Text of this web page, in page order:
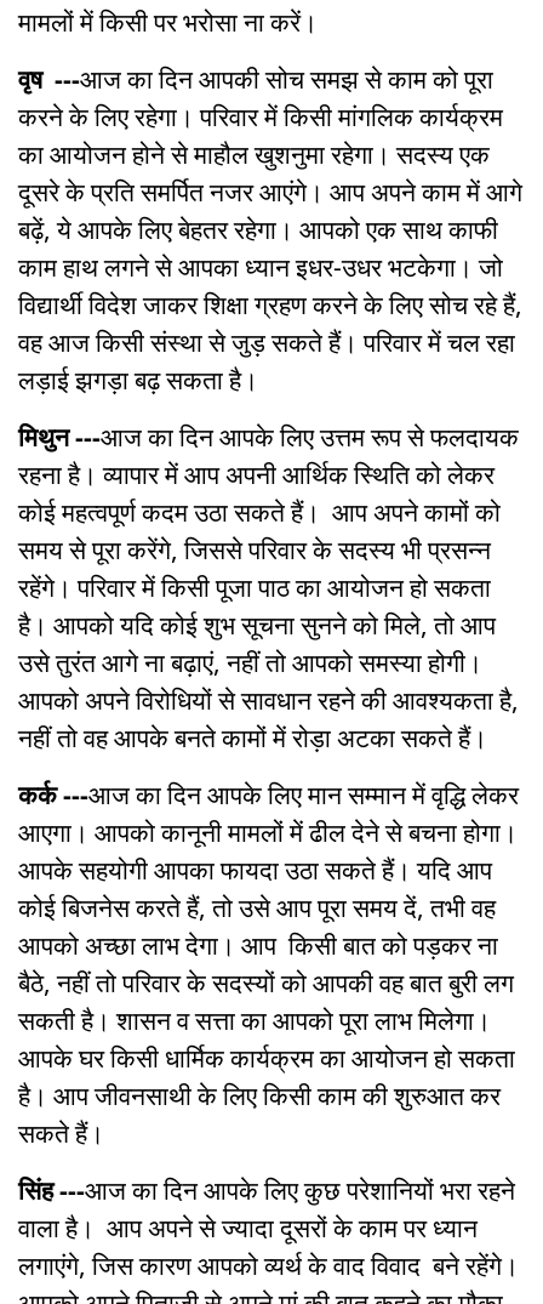
मामलों में किसी पर भरोसा ना करें।
वृष ---आज का दिन आपकी सोच समझ से काम को पूरा
करने के लिए रहेगा। परिवार में किसी मांगलिक कार्यक्रम
का आयोजन होने से माहौल खुशनुमा रहेगा। सदस्य एक
दूसरे के प्रति समर्पित नजर आएंगे। आप अपने काम में आगे
बढ़ें, ये आपके लिए बेहतर रहेगा। आपको एक साथ काफी
काम हाथ लगने से आपका ध्यान इधर-उधर भटकेगा। जो
विद्यार्थी विदेश जाकर शिक्षा ग्रहण करने के लिए सोच रहे हैं,
वह आज किसी संस्था से जुड़ सकते हैं। परिवार में चल रहा
लड़ाई झगड़ा बढ़ सकता है।
मिथुन ---आज का दिन आपके लिए उत्तम रूप से फलदायक
रहना है। व्यापार में आप अपनी आर्थिक स्थिति को लेकर
कोई महत्वपूर्ण कदम उठा सकते हैं। आप अपने कामों को
समय से पूरा करेंगे, जिससे परिवार के सदस्य भी प्रसन्न
रहेंगे। परिवार में किसी पूजा पाठ का आयोजन हो सकता
है। आपको यदि कोई शुभ सूचना सुनने को मिले, तो आप
उसे तुरंत आगे ना बढ़ाएं, नहीं तो आपको समस्या होगी।
आपको अपने विरोधियों से सावधान रहने की आवश्यकता है,
नहीं तो वह आपके बनते कामों में रोड़ा अटका सकते हैं।
कर्क ---आज का दिन आपके लिए मान सम्मान में वृद्धि लेकर
आएगा। आपको कानूनी मामलों में ढील देने से बचना होगा।
आपके सहयोगी आपका फायदा उठा सकते हैं। यदि आप
कोई बिजनेस करते हैं, तो उसे आप पूरा समय दें, तभी वह
आपको अच्छा लाभ देगा। आप किसी बात को पड़कर ना
बैठे, नहीं तो परिवार के सदस्यों को आपकी वह बात बुरी लग
सकती है। शासन व सत्ता का आपको पूरा लाभ मिलेगा।
आपके घर किसी धार्मिक कार्यक्रम का आयोजन हो सकता
है। आप जीवनसाथी के लिए किसी काम की शुरुआत कर
सकते हैं।
सिंह ---आज का दिन आपके लिए कुछ परेशानियों भरा रहने
वाला है। आप अपने से ज्यादा दूसरों के काम पर ध्यान
लगाएंगे, जिस कारण आपको व्यर्थ के वाद विवाद बने रहेंगे।